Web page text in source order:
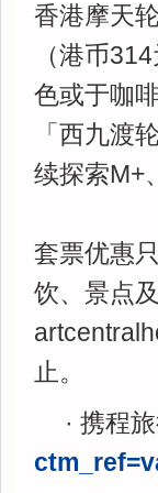
香港摩天
（港币
色或于咖
「西九渡
续探索M+
套票优惠
饮、景点
止。
· 携程